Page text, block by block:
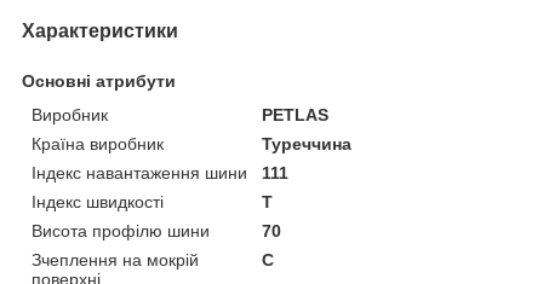
Характеристики
Основні атрибути
Виробник
PETLAS
Країна виробник
Туреччина
Індекс навантаження шини
111
Індекс швидкості
T
Висота профілю шини
70
Зчеплення на мокрій
поверхні
C